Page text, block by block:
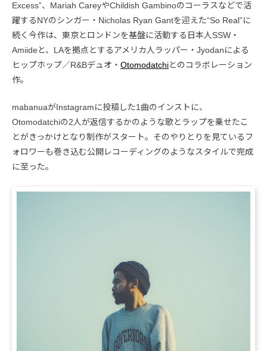
Excess”、Mariah CareyやChildish Gambinoのコーラスなどで活
躍するNYのシンガー・Nicholas Ryan Gantを迎えた“So Real”に
続く今作は、東京とロンドンを基盤に活動する日本人SSW・
Amiideと、LAを拠点とするアメリカ人ラッパー・Jyodanによる
ヒップホップ／R&Bデュオ・ Otomodatchiとのコラボレーション
作。
mabanuaがInstagramに投稿した1曲のインストに、
Otomodatchiの2人が返信するかのような歌とラップを乗せたこ
とがきっかけとなり制作がスタート。そのやりとりを見ているフ
ォロワーも巻き込む公開レコーディングのようなスタイルで完成
に至った。